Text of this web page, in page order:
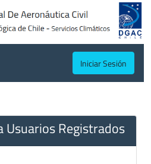
Iniciar Sesión
Registrados